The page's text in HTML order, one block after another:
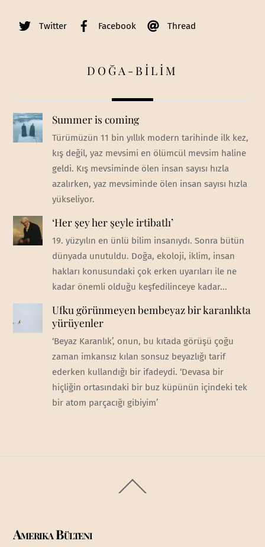
Twitter Facebook Thread
DOĞA-BİLİM
Summer is coming
Türümüzün 11 bin yıllık modern tarihinde ilk kez,
kış değil, yaz mevsimi en ölümcül mevsim haline
geldi. Kış mevsiminde ölen insan sayısı hızla
azalırken, yaz mevsiminde ölen insan sayısı hızla
yükseliyor.
‘Her şey her şeyle irtibatlı’
19. yüzyılın en ünlü bilim insanıydı. Sonra bütün
dünyada unutuldu. Doğa, ekoloji, iklim, insan
hakları konusundaki çok erken uyarıları ile ne
kadar önemli olduğu keşfedilinceye kadar...
Ufku görünmeyen bembeyaz bir karanlıkta
yürüyenler
‘Beyaz Karanlık’, onun, bu kıtada görüşü çoğu
zaman imkansız kılan sonsuz beyazlığı tarif
ederken kullandığı bir ifadeydi. ‘Devasa bir
hiçliğin ortasındaki bir buz küpünün içindeki tek
bir atom parçacığı gibiyim’
To
Amerika Bülteni